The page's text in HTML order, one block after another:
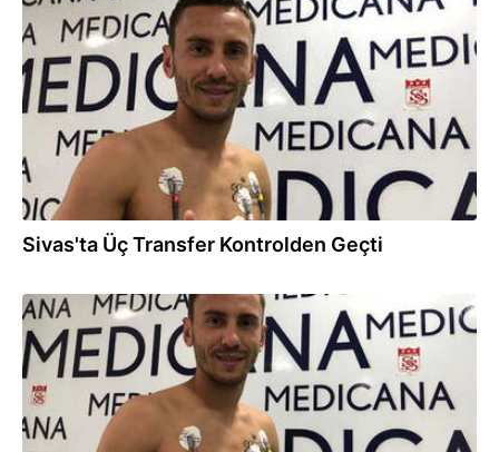
02.08.2018
Sivas'ta Üç Transfer Kontrolden Geçti
02.08.2018